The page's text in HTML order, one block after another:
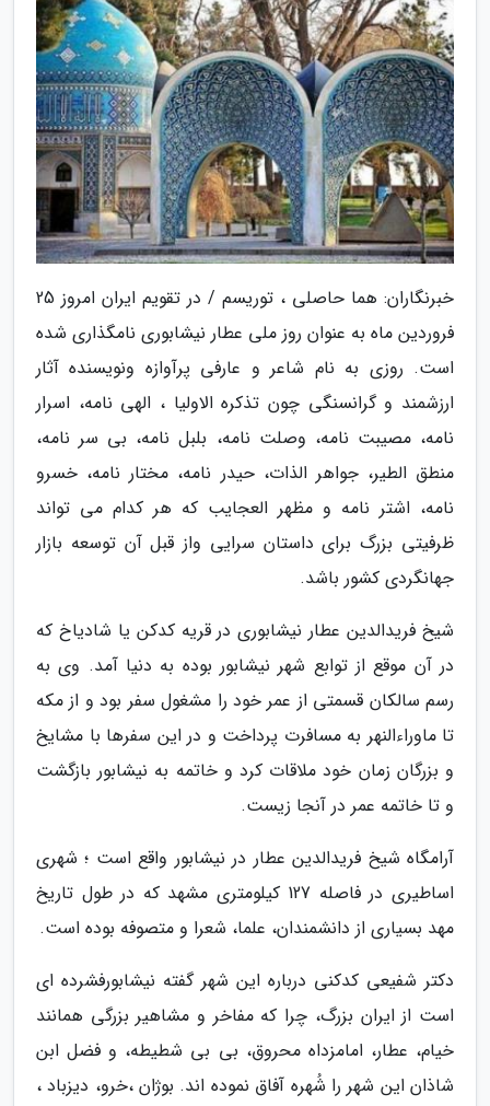
خبرنگاران: هما حاصلی ، توریسم / در تقویم ایران امروز 25
فروردین ماه به عنوان روز ملی عطار نیشابوری نامگذاری شده
است. روزی به نام شاعر و عارفی پرآوازه ونویسنده آثار
ارزشمند و گرانسنگی چون تذکره الاولیا ، الهی نامه، اسرار
نامه، مصیبت نامه، وصلت نامه، بلبل نامه، بی سر نامه،
منطق الطیر، جواهر الذات، حیدر نامه، مختار نامه، خسرو
نامه، اشتر نامه و مظهر العجایب که هر کدام می تواند
ظرفیتی بزرگ برای داستان سرایی واز قبل آن توسعه بازار
جهانگردی کشور باشد.
شیخ فریدالدین عطار نیشابوری در قریه کدکن یا شادیاخ که
در آن موقع از توابع شهر نیشابور بوده به دنیا آمد. وی به
رسم سالکان قسمتی از عمر خود را مشغول سفر بود و از مکه
تا ماوراءالنهر به مسافرت پرداخت و در این سفرها با مشایخ
و بزرگان زمان خود ملاقات کرد و خاتمه به نیشابور بازگشت
و تا خاتمه عمر در آنجا زیست.
آرامگاه شیخ فریدالدین عطار در نیشابور واقع است ؛ شهری
اساطیری در فاصله 127 کیلومتری مشهد که در طول تاریخ
مهد بسیاری از دانشمندان، علما، شعرا و متصوفه بوده است.
دکتر شفیعی کدکنی درباره این شهر گفته نیشابورفشرده ای
است از ایران بزرگ، چرا که مفاخر و مشاهیر بزرگی همانند
خیام، عطار، امامزداه محروق، بی بی شطیطه، و فضل ابن
شاذان این شهر را شُهره آفاق نموده اند. بوژان ،خرو، دیزباد ،